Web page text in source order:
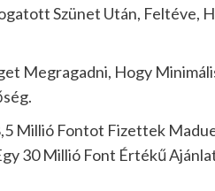
Szünet Után, Feltéve,
Megragadni, Hogy
Millió Fontot Fizettek
30 Millió Font Értékű